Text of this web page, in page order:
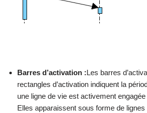
Barres d’activation :Les barres
rectangles d’activation indiquent la
une ligne de vie est activement engagée
Elles apparaissent sous forme de lignes